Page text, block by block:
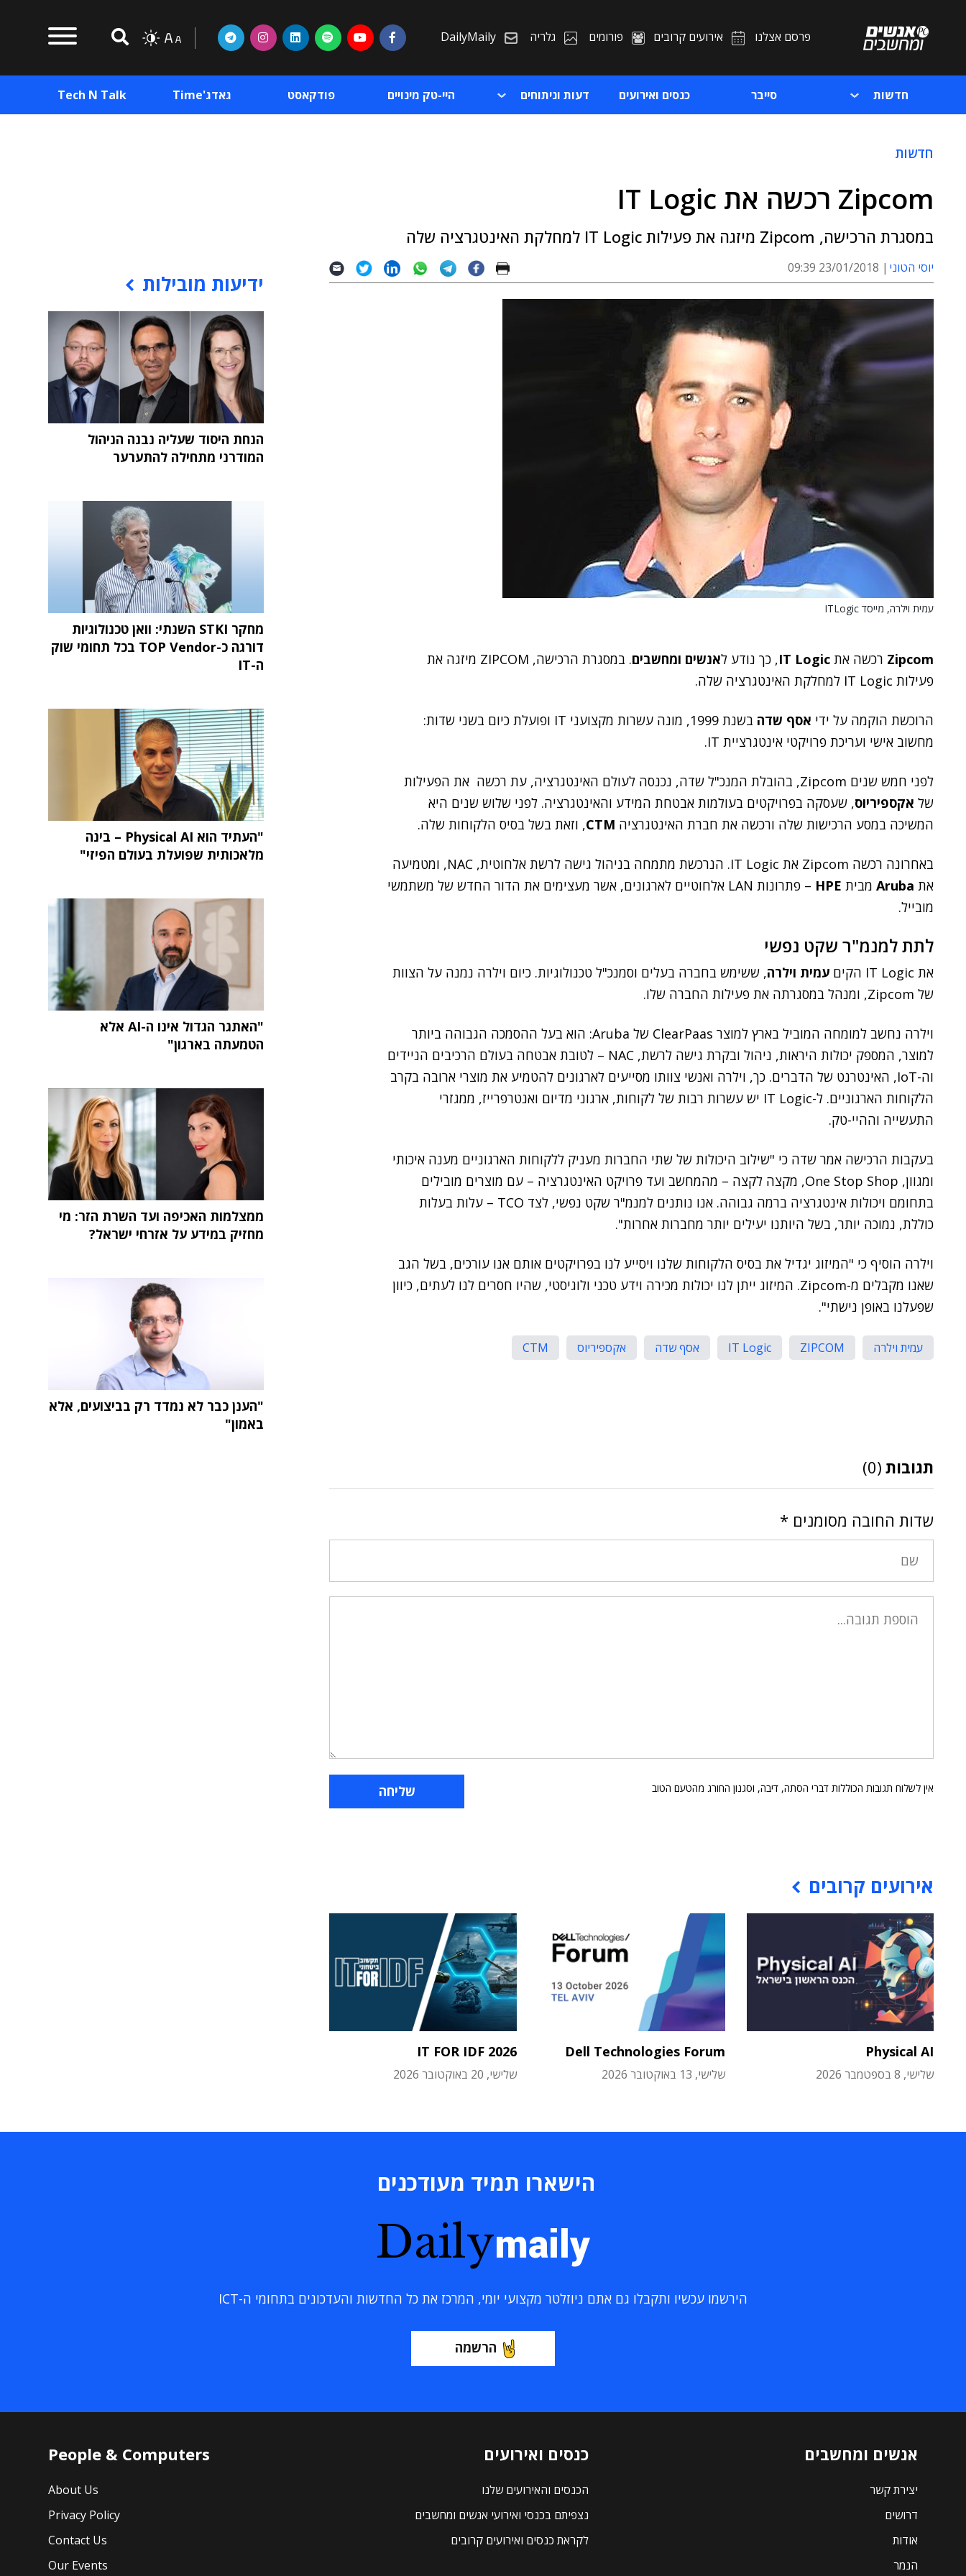
פרסם אצלנו אירועים קרובים פורומים גלריה DailyMaily
חדשות סייבר כנסים ואירועים דעות וניתוחים היי-טק מינויים פודקאסט גאדג'Time Tech N Talk
חדשות
Zipcom רכשה את IT Logic
במסגרת הרכישה, Zipcom מיזגה את פעילות IT Logic למחלקת האינטגרציה שלה
יוסי הטוני 23/01/2018 09:39
עמית וילרה, מייסד ITLogic
Zipcom רכשה את IT Logic, כך נודע לאנשים ומחשבים
. במסגרת הרכישה, ZIPCOM מיזגה את
פעילות IT Logic למחלקת האינטגרציה שלה.
הרוכשת הוקמה על ידי אסף שדה
בשנת 1999, מונה עשרות מקצועני IT ופועלת כיום בשני שדות:
מחשוב אישי ועריכת פרויקטי אינטגרציית IT.
לפני חמש שנים Zipcom, בהובלת המנכ"ל שדה, נכנסה לעולם האינטגרציה, עת רכשה את הפעילות
של אקספיריוס, שעסקה בפרויקטים בעולמות אבטחת המידע והאינטגרציה. לפני שלוש שנים היא
המשיכה במסע הרכישות שלה ורכשה את חברת האינטגרציה CTM, וזאת בשל בסיס הלקוחות שלה.
באחרונה רכשה Zipcom את IT Logic. הנרכשת מתמחה בניהול גישה לרשת אלחוטית, NAC, ומטמיעה
את Aruba מבית HPE
– פתרונות LAN אלחוטיים לארגונים, אשר מעצימים את הדור החדש של משתמשי
מובייל.
לתת למנמ"ר שקט נפשי
את IT Logic הקים עמית וילרה, ששימש בחברה בעלים וסמנכ"ל טכנולוגיות. כיום וילרה נמנה על הצוות
של Zipcom, ומנהל במסגרתה את פעילות החברה שלו.
וילרה נחשב למומחה המוביל בארץ למוצר ClearPaas של Aruba: הוא בעל ההסמכה הגבוהה ביותר
למוצר, המספק יכולות היראות, ניהול ובקרת גישה לרשת, NAC – לטובת אבטחה בעולם הרכיבים הניידים
וה-IoT, האינטרנט של הדברים. כך, וילרה ואנשי צוותו מסייעים לארגונים להטמיע את מוצרי ארובה בקרב
הלקוחות הארגוניים. ל-IT Logic יש עשרות רבות של לקוחות, ארגוני מדיום ואנטרפרייז, ממגזרי
התעשייה וההיי-טק.
בעקבות הרכישה אמר שדה כי "שילוב היכולות של שתי החברות מעניק ללקוחות הארגוניים מענה איכותי
ומגוון, One Stop Shop, מקצה לקצה – מהמחשב ועד פרויקט האינטגרציה – עם מוצרים מובילים
בתחומם ויכולות אינטגרציה ברמה גבוהה. אנו נותנים למנמ"ר שקט נפשי, לצד TCO – עלות בעלות
כוללת, נמוכה יותר, בשל היותנו יעילים יותר מחברות אחרות".
וילרה הוסיף כי "המיזוג יגדיל את בסיס הלקוחות שלנו ויסייע לנו בפרויקטים אותם אנו עורכים, בשל הגב
שאנו מקבלים מ-Zipcom. המיזוג ייתן לנו יכולות מכירה וידע טכני ולוגיסטי, שהיו חסרים לנו לעתים, כיוון
שפעלנו באופן נישתי".
עמית וילרה ZIPCOM
IT Logic אסף שדה אקספיריוס CTM
תגובות (0)
שדות החובה מסומנים *
אין לשלוח תגובות הכוללות דברי הסתה, דיבה, וסגנון החורג מהטעם הטוב
אירועים קרובים
Physical AI
שלישי, 8 בספטמבר 2026
Dell Technologies Forum
שלישי, 13 באוקטובר 2026
IT FOR IDF 2026
שלישי, 20 באוקטובר 2026
ידיעות מובילות
הנחת היסוד שעליה נבנה הניהול
המודרני מתחילה להתערער
מחקר STKI השנתי: וואן טכנולוגיות
דורגה כ-TOP Vendor בכל תחומי שוק
ה-IT
"העתיד הוא Physical AI – בינה
מלאכותית שפועלת בעולם הפיזי"
"האתגר הגדול אינו ה-AI אלא
הטמעתה בארגון"
ממצלמות האכיפה ועד השרת הזר: מי
מחזיק במידע על אזרחי ישראל?
"הענן כבר לא נמדד רק בביצועים, אלא
באמון"
הישארו תמיד מעודכנים
Dailymaily
הירשמו עכשיו ותקבלו גם אתם ניוזלטר מקצועי יומי, המרכז את כל החדשות והעדכונים בתחומי ה-ICT
הרשמה
אנשים ומחשבים
יצירת קשר
דרושים
אודות
הנמר
כנסים ואירועים
הכנסים והאירועים שלנו
נצפיתם בכנסי ואירועי אנשים ומחשבים
לקראת כנסים ואירועים קרובים
People & Computers
About Us
Privacy Policy
Contact Us
Our Events